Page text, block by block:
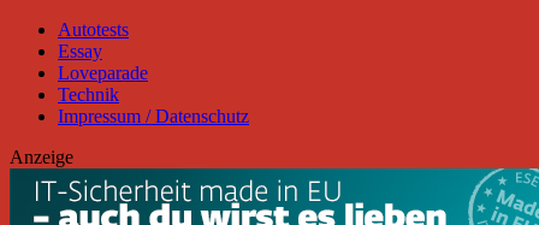
Autotests
Essay
Loveparade
Technik
Impressum / Datenschutz
Anzeige